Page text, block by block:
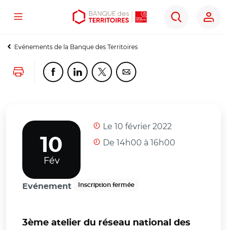
Aller
contenu
Aller
menu
Ouvrir
outils
Menu
Rechercher
Evénements de la Banque des Territoires
Lancer l'impressionPartager cette page sur Facebook
Partager cette page sur Linkedin
Partager cette page sur Twitter
Partager cette page sur
10
Fév
Le 10 février 2022
De 14h00 à 16h00
Evénement Inscription fermée
3ème atelier du réseau national des